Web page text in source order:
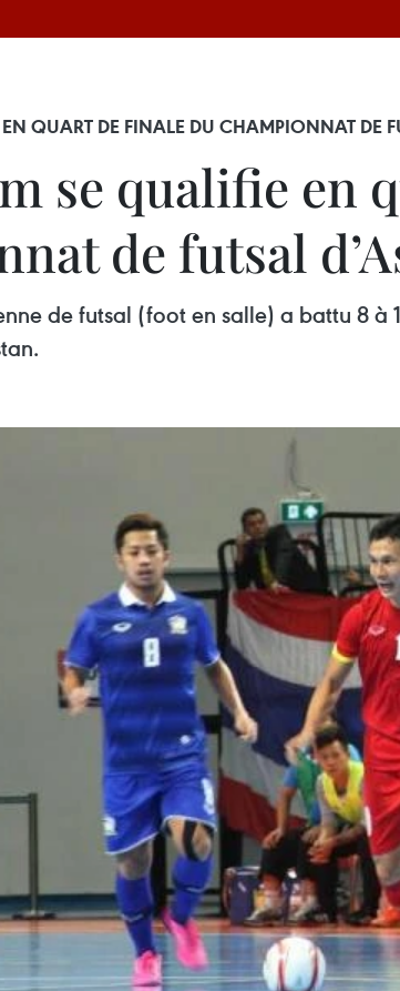
QUART DE FINALE DU CHAMPIONNAT DE
se qualifie en
de futsal
de futsal (foot en salle) a battu 8